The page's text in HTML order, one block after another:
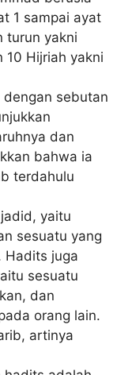
1 sampai ayat
turun yakni
10 Hijriah yakni
dengan sebutan
dan
bahwa ia
terdahulu
yaitu
sesuatu yang
Hadits juga
sesuatu
dan
orang lain.
artinya